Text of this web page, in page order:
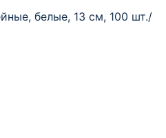
белые, 13 см, 100 шт./